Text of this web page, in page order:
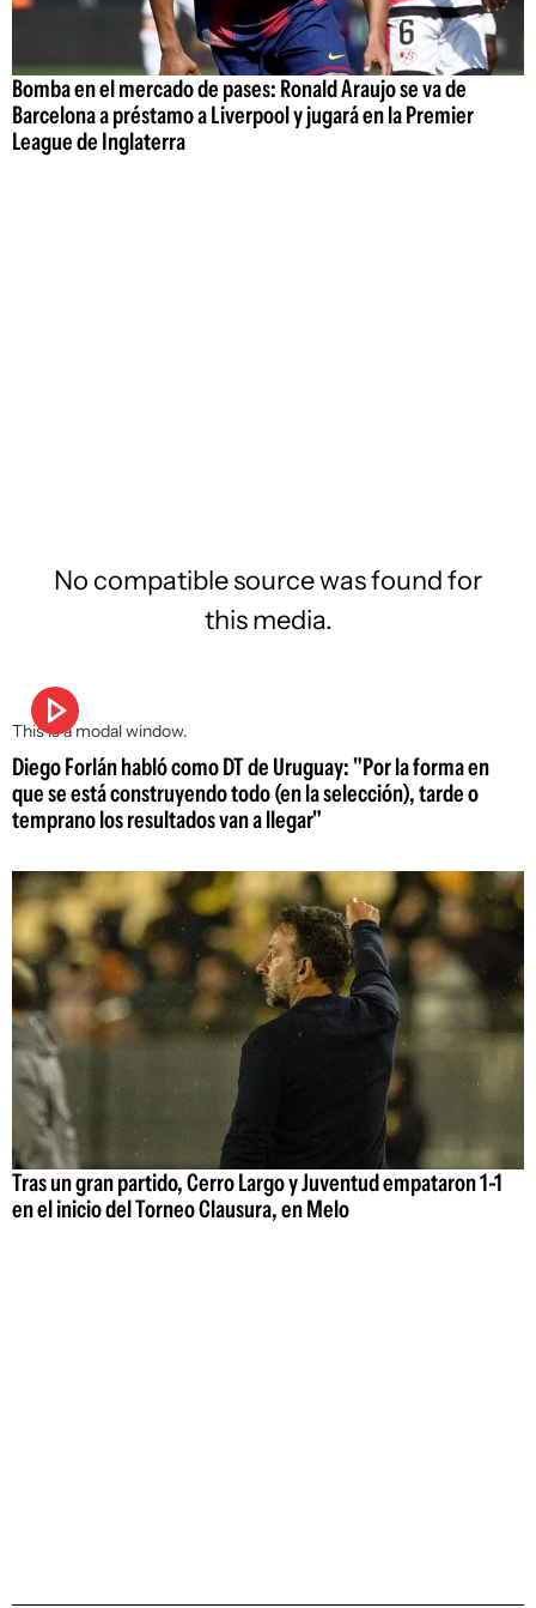
Bomba en el mercado de pases: Ronald Araujo se va de
Barcelona a préstamo a Liverpool y jugará en la Premier
League de Inglaterra
This is a modal window.
No compatible source was found for
this media.
Diego Forlán habló como DT de Uruguay: "Por la forma en
que se está construyendo todo (en la selección), tarde o
temprano los resultados van a llegar"
Tras un gran partido, Cerro Largo y Juventud empataron 1-1
en el inicio del Torneo Clausura, en Melo